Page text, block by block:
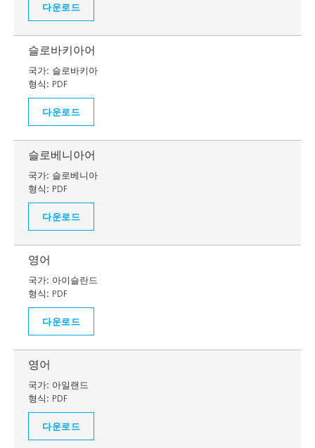
다운로드
슬로바키아어
국가: 슬로바키아
형식: PDF
다운로드
슬로베니아어
국가: 슬로베니아
형식: PDF
다운로드
영어
국가: 아이슬란드
형식: PDF
다운로드
영어
국가: 아일랜드
형식: PDF
다운로드